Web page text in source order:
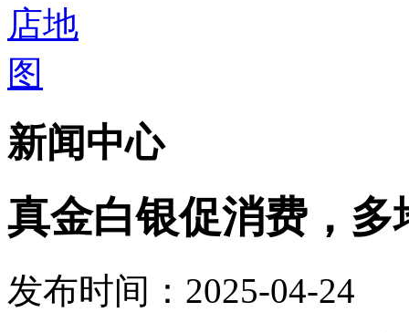
新闻中心
真金白银促消费，
发布时间：2025-04-24